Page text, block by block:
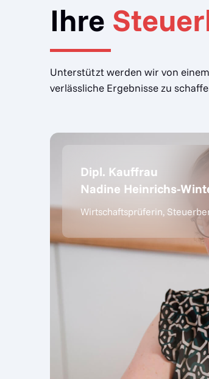
Ihre
Unterstützt werden wir von
verlässliche Ergebnisse zu
Dipl. Kauffrau
Nadine Heinrichs-
Wirtschaftsprüferin,